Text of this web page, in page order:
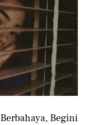
Begini